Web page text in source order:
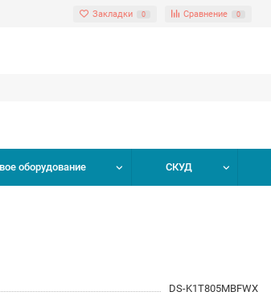
Закладки 0 Сравнение 0
оборудование СКУД
DS-K1T805MBFWX